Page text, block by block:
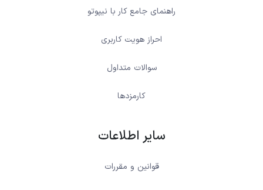
راهنمای جامع کار با نیپوتو
احراز هویت کاربری
سوالات متداول
کارمزدها
سایر اطلاعات
قوانین و مقررات